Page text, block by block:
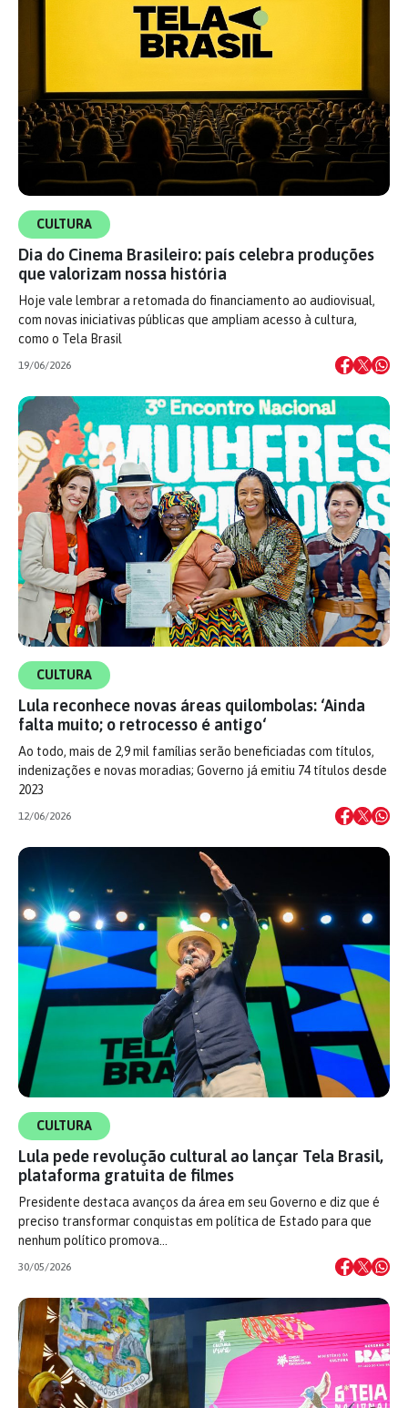
CULTURA
Dia do Cinema Brasileiro: país celebra produções
que valorizam nossa história
Hoje vale lembrar a retomada do financiamento ao audiovisual,
com novas iniciativas públicas que ampliam acesso à cultura,
como o Tela Brasil
19/06/2026
CULTURA
Lula reconhece novas áreas quilombolas: ‘Ainda
falta muito; o retrocesso é antigo‘
Ao todo, mais de 2,9 mil famílias serão beneficiadas com títulos,
indenizações e novas moradias; Governo já emitiu 74 títulos desde
2023
12/06/2026
CULTURA
Lula pede revolução cultural ao lançar Tela Brasil,
plataforma gratuita de filmes
Presidente destaca avanços da área em seu Governo e diz que é
preciso transformar conquistas em política de Estado para que
nenhum político promova…
30/05/2026